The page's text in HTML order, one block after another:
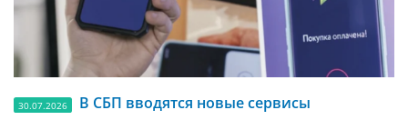
30.07.2026 В СБП вводятся новые сервисы